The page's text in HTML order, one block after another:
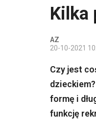
Kilka
AZ
20-10-2021
Czy jest
formę i
funkcję